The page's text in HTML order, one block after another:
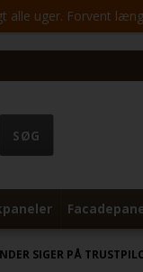
alle uger. Forvent
SIGER PÅ